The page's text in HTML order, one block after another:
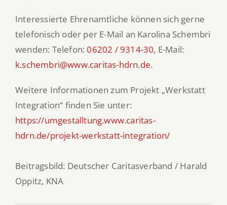
Interessierte Ehrenamtliche können sich gerne
telefonisch oder per E-Mail an Karolina Schembri
wenden: Telefon:06202 / 9314-30, E-Mail:
k.schembri@www.caritas-hdrn.de.
Weitere Informationen zum Projekt „Werkstatt
Integration“ finden Sie unter:
https://umgestalltung.www.caritas-
hdrn.de/projekt-werkstatt-integration/
Beitragsbild: Deutscher Caritasverband / Harald
Oppitz, KNA